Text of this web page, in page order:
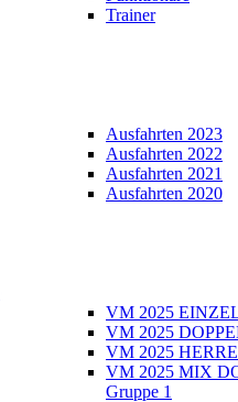
Trainer
Ausfahrten 2023
Ausfahrten 2022
Ausfahrten 2021
Ausfahrten 2020
VM 2025
VM 2025
VM 2025
VM 2025 MIX
Gruppe 1